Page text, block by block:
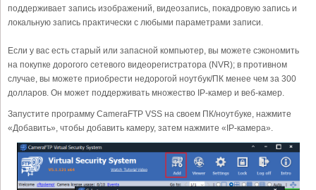
поддерживает запись изображений, видеозапись, покадровую запись и
локальную запись практически с любыми параметрами записи.
Если у вас есть старый или запасной компьютер, вы можете сэкономить
на покупке дорогого сетевого видеорегистратора (NVR); в противном
случае, вы можете приобрести недорогой ноутбук/ПК менее чем за 300
долларов. Он может поддерживать множество IP-камер и веб-камер.
Запустите программу CameraFTP VSS на своем ПК/ноутбуке, нажмите
«Добавить», чтобы добавить камеру, затем нажмите «IP-камера».